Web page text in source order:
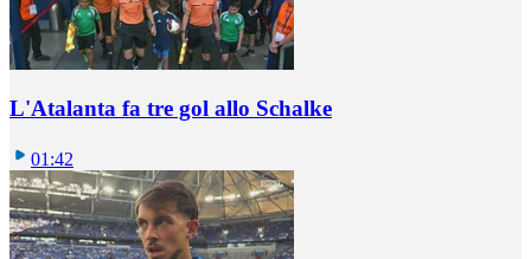
L'Atalanta fa tre gol allo Schalke
01:42